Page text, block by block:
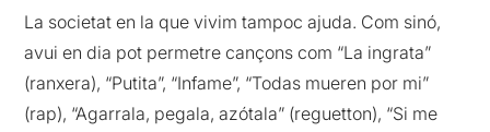
La societat en la que vivim tampoc ajuda. Com sinó,
avui en dia pot permetre cançons com “La ingrata”
(ranxera), “Putita”, “Infame”, “Todas mueren por mi”
(rap), “Agarrala, pegala, azótala” (reguetton), “Si me